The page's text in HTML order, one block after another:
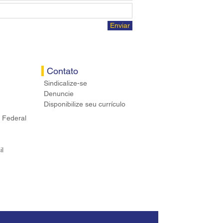
Enviar
Federal
Contato
Sindicalize-se
Denuncie
Disponibilize seu currículo